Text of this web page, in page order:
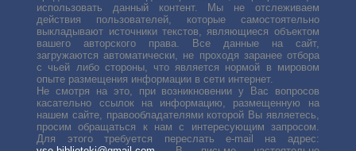
использовать данный контент. Мы не отслеживаем
действия пользователей, которые самостоятельно
выкладывают источники текстов, являющиеся объектом
вашего авторского права. Все данные на сайт,
загружаются автоматически, не проходя заранее отбора
с чьей либо стороны, что является нормой в мировом
опыте размещения информации в сети интернет.
Не смотря на это, при возникновении у Вас вопросов
касательно ссылок на информацию, размещенную на
нашем сайте, правообладателями которой Вы являетесь,
просим обращаться к нам с интересующим запросом.
Для этого требуется переслать е-mail на адрес: